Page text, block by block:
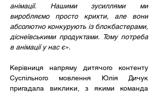
анімації. Нашими зусиллями ми
виробляємо просто крихти, але вони
абсолютно конкурують із блокбастерами,
діснеївськими продуктами. Тому потреба
в анімації у нас є».
Керівниця напряму дитячого контенту
Суспільного мовлення Юлія Дичук
пригадала виклики, з якими команда